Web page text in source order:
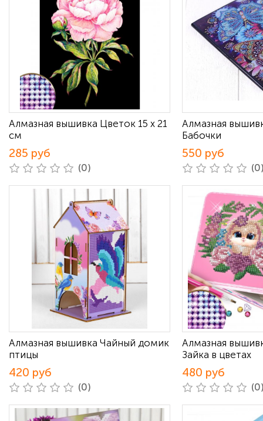
Алмазная вышивка Цветок 15 х 21
см
285 руб
(0)
Алмазная
Бабочки
550 руб
Алмазная вышивка Чайный домик
птицы
420 руб
(0)
Алмазная
Зайка в цветах
480 руб